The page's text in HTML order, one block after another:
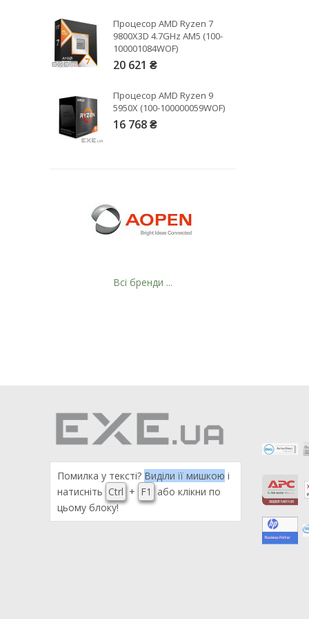
Рейтинг EXE.ua:4.6
974
90
Процесор AMD Ryzen 7
9800X3D 4.7GHz AM5 (100-
100001084WOF)
20 621 ₴
Процесор AMD Ryzen 9
5950X (100-100000059WOF)
16 768 ₴
Всі бренди ...
Помилка у тексті? Виділи її мишкою і
натисніть Ctrl + F1
або клікни по
цьому блоку!